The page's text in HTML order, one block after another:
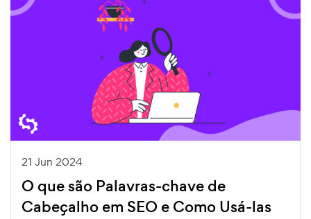
21 Jun 2024
O que são Palavras-chave de
Cabeçalho em SEO e Como Usá-las